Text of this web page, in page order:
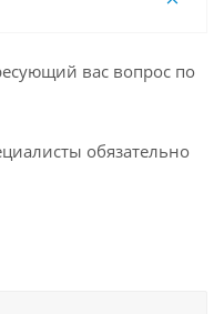
вас вопрос по
обязательно